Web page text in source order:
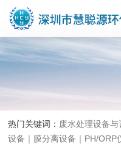
热门关键词： 废水处理设备
设备｜膜分离设备｜PH/